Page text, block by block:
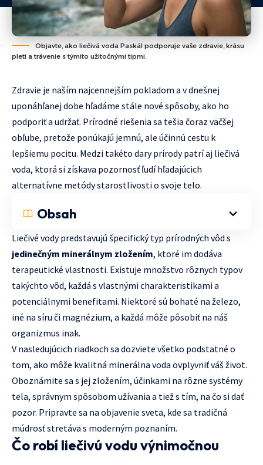
Objavte, ako liečivá voda Paskál podporuje vaše zdravie, krásu
pleti a trávenie s týmito užitočnými tipmi.
Zdravie je naším najcennejším pokladom a v dnešnej
uponáhľanej dobe hľadáme stále nové spôsoby, ako ho
podporiť a udržať. Prírodné riešenia sa tešia čoraz väčšej
obľube, pretože ponúkajú jemnú, ale účinnú cestu k
lepšiemu pocitu. Medzi takéto dary prírody patrí aj liečivá
voda, ktorá si získava pozornosť ľudí hľadajúcich
alternatívne metódy starostlivosti o svoje telo.
Obsah
Liečivé vody predstavujú špecifický typ prírodných vôd s
jedinečným minerálnym zložením, ktoré im dodáva
terapeutické vlastnosti. Existuje množstvo rôznych typov
takýchto vôd, každá s vlastnými charakteristikami a
potenciálnymi benefitami. Niektoré sú bohaté na železo,
iné na síru či magnézium, a každá môže pôsobiť na náš
organizmus inak.
V nasledujúcich riadkoch sa dozviete všetko podstatné o
tom, ako môže kvalitná minerálna voda ovplyvniť váš život.
Oboznámite sa s jej zložením, účinkami na rôzne systémy
tela, správnym spôsobom užívania a tiež s tím, na čo si dať
pozor. Pripravte sa na objavenie sveta, kde sa tradičná
múdrosť stretáva s moderným poznaním.
Čo robí liečivú vodu výnimočnou